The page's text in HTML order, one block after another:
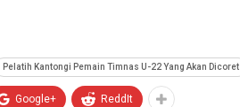
Pelatih Kantongi Pemain Timnas U-22 Yang Akan Dicoret
Google+ ReddIt